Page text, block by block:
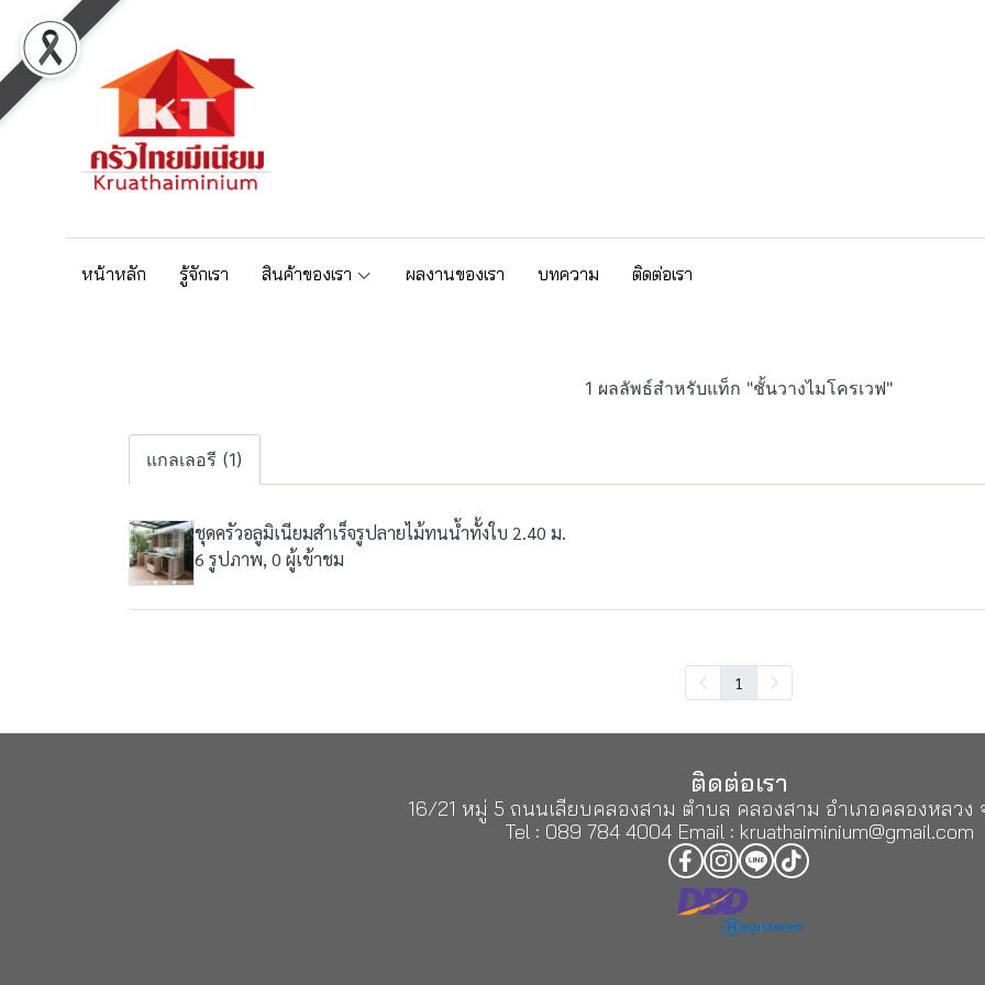
หน้าหลัก รู้จักเรา สินค้าของเรา ผลงานของเรา บทความ ติดต่อเรา
1 ผลลัพธ์สำหรับแท็ก "ชั้นวางไมโครเวฟ"
แกลเลอรี (1)
ชุดครัวอลูมิเนียมสำเร็จรูปลายไม้ทนน้ำทั้งใบ 2.40 ม.
6 รูปภาพ, 0 ผู้เข้าชม
1
ติดต่อเรา
16/21 หมู่ 5 ถนนเลียบคลองสาม ตำบล คลองสาม อำเภอคลองหลวง
Tel : 089 784 4004 Email : kruathaiminium@gmail.com